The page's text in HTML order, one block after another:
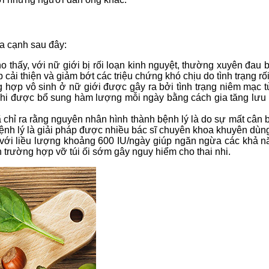
cạnh sau đây:
thấy, với nữ giới bị rối loạn kinh nguyệt, thường xuyên
thiện và giảm bớt các triệu chứng khó chịu do tình trạng
hợp vô sinh ở nữ giới được gây ra bởi tình trạng niêm mạc
được bổ sung hàm lượng mỗi ngày bằng cách gia tăng
ra rằng nguyên nhân hình thành bệnh lý là do sự mất cân
lý là giải pháp được nhiều bác sĩ chuyên khoa khuyên
liều lượng khoảng 600 IU/ngày giúp ngăn ngừa các khả
hợp vỡ túi ối sớm gây nguy hiểm cho thai nhi.